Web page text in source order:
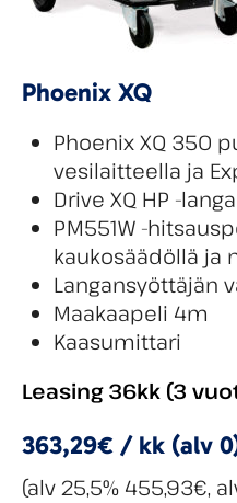
Phoenix XQ
Phoenix XQ 350
vesilaitteella ja
Drive XQ HP -
PM551W -
kaukosäädöllä ja
Langansyöttäjän
Maakaapeli 4m
Kaasumittari
Leasing 36kk (3
363,29€ / kk (alv
(alv 25,5% 455,93€,